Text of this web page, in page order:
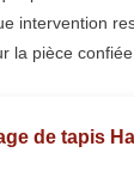
intervention
la pièce
de tapis